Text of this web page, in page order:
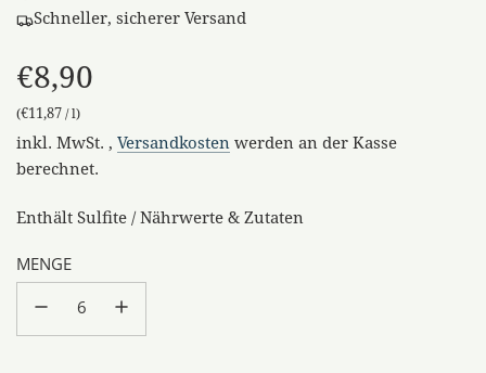
Schneller, sicherer Versand
Sonderpreis
Regulärer
Preis
€8,90
(€11,87 / l)
inkl. MwSt. , Versandkosten werden an der Kasse
berechnet.
Enthält Sulfite / Nährwerte & Zutaten
MENGE